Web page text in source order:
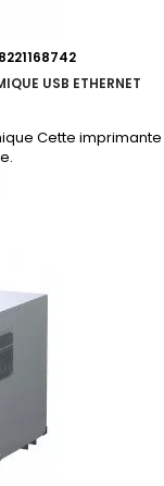
USB ETHERNET
Cette imprimante